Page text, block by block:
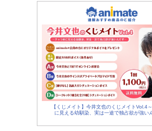
【くじメイト】今井文也のくじメイトVol.4
に見える幼馴染、実は一途で独占欲が強い